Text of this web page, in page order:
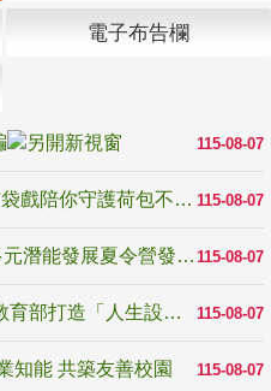
電子布告欄
115-08-07
115-08-07
反詐騙宣導_防詐有道，霹靂布袋戲陪你守護荷包不受騙
115-08-07
跨越限制，探索潛能！115年多元潛能發展夏令營發掘生命無限可能
115-08-07
高齡不是終點而是夢想起點！教育部打造「人生設計夢工場」 參展第3屆高齡健康產業博覽會
115-08-07
知能 共築友善校園